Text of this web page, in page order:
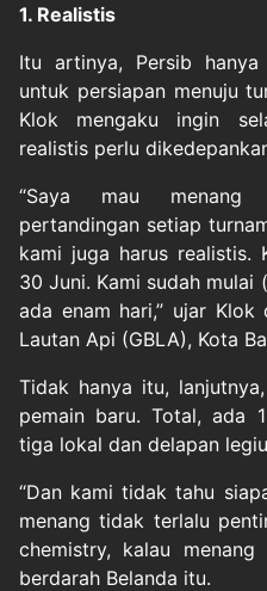
1. Realistis
Itu artinya, Persib
untuk persiapan menuju
Klok mengaku ingin
realistis perlu
“Saya mau menang
pertandingan setiap
kami juga harus realistis.
30 Juni. Kami sudah mulai
ada enam hari,” ujar Klok
Lautan Api (GBLA), Kota
Tidak hanya itu,
pemain baru. Total, ada
tiga lokal dan delapan
“Dan kami tidak tahu
menang tidak terlalu
chemistry, kalau
berdarah Belanda itu.